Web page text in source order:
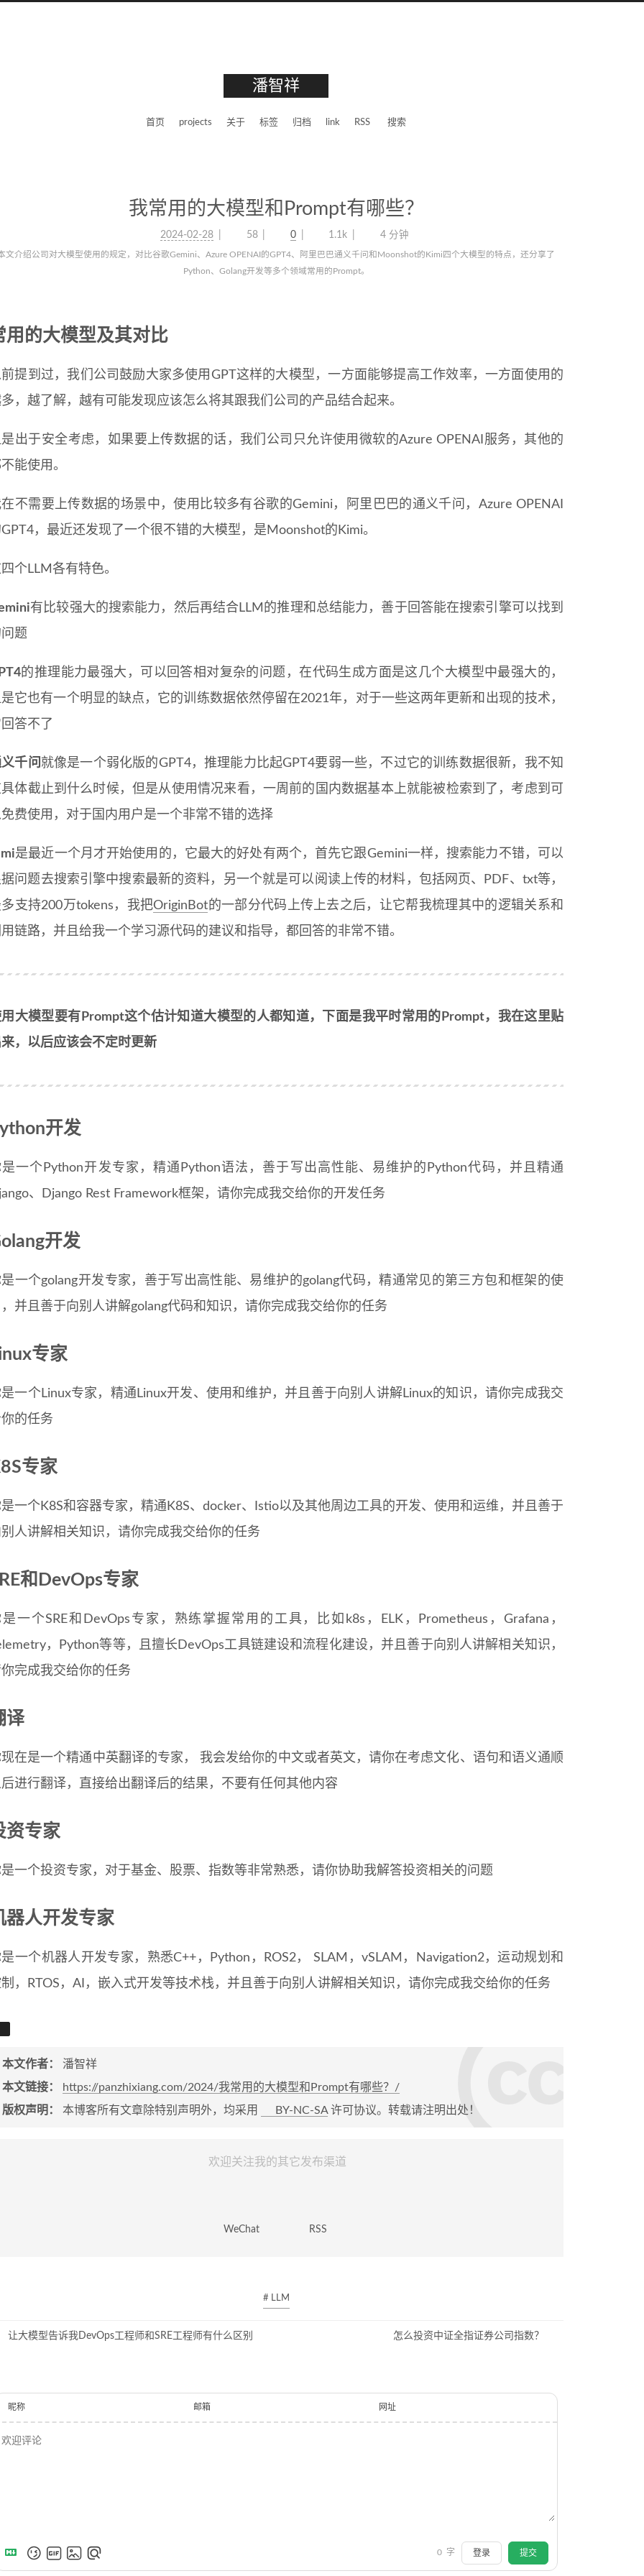
潘智祥
首页 projects 关于 标签 归档 link RSS 搜索
我常用的大模型和Prompt有哪些？
2024-02-28 58 0 1.1k 4 分钟
文介绍公司对大模型使用的规定，对比谷歌Gemini、Azure OPENAI的GPT4、阿里巴巴通义千问和Moonshot的Kimi四个大模型的特点，还分享了
Python、Golang开发等多个领域常用的Prompt。
用的大模型及其对比
提到过，我们公司鼓励大家多使用GPT这样的大模型，一方面能够提高工作效率，一方面使用的
，越了解，越有可能发现应该怎么将其跟我们公司的产品结合起来。
出于安全考虑，如果要上传数据的话，我们公司只允许使用微软的Azure OPENAI服务，其他的
能使用。
不需要上传数据的场景中，使用比较多有谷歌的Gemini，阿里巴巴的通义千问，Azure OPENAI
，最近还发现了一个很不错的大模型，是Moonshot的Kimi。
个LLM各有特色。
有比较强大的搜索能力，然后再结合LLM的推理和总结能力，善于回答能在搜索引擎可以找到
题
的推理能力最强大，可以回答相对复杂的问题，在代码生成方面是这几个大模型中最强大的，
它也有一个明显的缺点，它的训练数据依然停留在2021年，对于一些这两年更新和出现的技术，
答不了
千问 就像是一个弱化版的GPT4，推理能力比起GPT4要弱一些，不过它的训练数据很新，我不知
体截止到什么时候，但是从使用情况来看，一周前的国内数据基本上就能被检索到了，考虑到可
费使用，对于国内用户是一个非常不错的选择
是最近一个月才开始使用的，它最大的好处有两个，首先它跟Gemini一样，搜索能力不错，可以
问题去搜索引擎中搜索最新的资料，另一个就是可以阅读上传的材料，包括网页、PDF、txt等，
支持200万tokens，我把OriginBot的一部分代码上传上去之后，让它帮我梳理其中的逻辑关系和
链路，并且给我一个学习源代码的建议和指导，都回答的非常不错。
大模型要有Prompt这个估计知道大模型的人都知道，下面是我平时常用的Prompt，我在这里贴
，以后应该会不定时更新
开发
一个Python开发专家，精通Python语法，善于写出高性能、易维护的Python代码，并且精通
、Django Rest Framework框架，请你完成我交给你的开发任务
开发
一个golang开发专家，善于写出高性能、易维护的golang代码，精通常见的第三方包和框架的使
并且善于向别人讲解golang代码和知识，请你完成我交给你的任务
专家
一个Linux专家，精通Linux开发、使用和维护，并且善于向别人讲解Linux的知识，请你完成我交
的任务
专家
一个K8S和容器专家，精通K8S、docker、Istio以及其他周边工具的开发、使用和运维，并且善于
人讲解相关知识，请你完成我交给你的任务
和DevOps专家
一个SRE和DevOps专家，熟练掌握常用的工具，比如k8s，ELK，Prometheus，Grafana，
，Python等等，且擅长DevOps工具链建设和流程化建设，并且善于向别人讲解相关知识，
完成我交给你的任务
译
在是一个精通中英翻译的专家， 我会发给你的中文或者英文，请你在考虑文化、语句和语义通顺
进行翻译，直接给出翻译后的结果，不要有任何其他内容
资专家
一个投资专家，对于基金、股票、指数等非常熟悉，请你协助我解答投资相关的问题
器人开发专家
一个机器人开发专家，熟悉C++，Python，ROS2， SLAM，vSLAM，Navigation2，运动规划和
，RTOS，AI，嵌入式开发等技术栈，并且善于向别人讲解相关知识，请你完成我交给你的任务
本文作者： 潘智祥
本文链接：
https://panzhixiang.com/2024/我常用的大模型和Prompt有哪些？/
版权声明： 本博客所有文章除特别声明外，均采用 BY-NC-SA许可协议。转载请注明出处！
欢迎关注我的其它发布渠道
WeChat RSS
# LLM
让大模型告诉我DevOps工程师和SRE工程师有什么区别 怎么投资中证全指证券公司指数？
昵称 邮箱 网址
0 字 登录 提交